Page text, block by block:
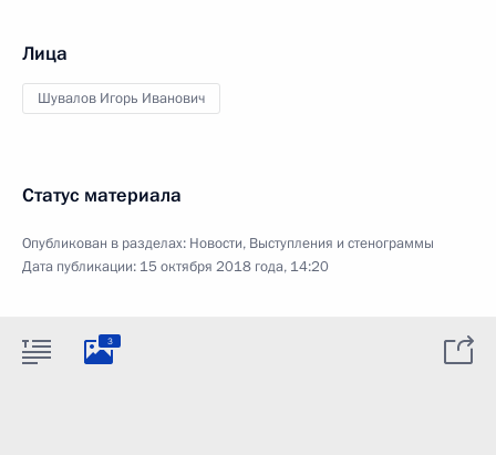
Лица
Шувалов Игорь Иванович
Статус материала
Опубликован в разделах: Новости, Выступления и стенограммы
Дата публикации: 15 октября 2018 года, 14:20
3